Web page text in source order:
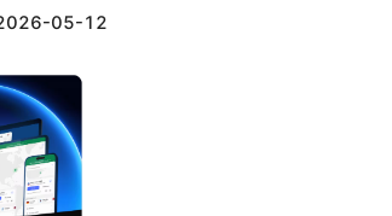
05-12